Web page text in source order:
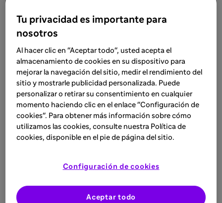
notificado: 550,91 €. PVP IVA notificado: 572,95 €.
Medicamento sujeto a prescripción médica. Uso
hospitalario. Financiado por el SNS.
Ver ficha técnica de Timoglobulina®
Tu privacidad es importante para
nosotros
Al hacer clic en "Aceptar todo", usted acepta el
almacenamiento de cookies en su dispositivo para
mejorar la navegación del sitio, medir el rendimiento del
sitio y mostrarle publicidad personalizada. Puede
personalizar o retirar su consentimiento en cualquier
momento haciendo clic en el enlace "Configuración de
cookies". Para obtener más información sobre cómo
utilizamos las cookies, consulte nuestra Política de
cookies, disponible en el pie de página del sitio.
Configuración de cookies
Aceptar todo